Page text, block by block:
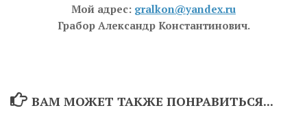
Мой адрес: gralkon@yandex.ru
Грабор Александр Константинович.
ВАМ МОЖЕТ ТАКЖЕ ПОНРАВИТЬСЯ...